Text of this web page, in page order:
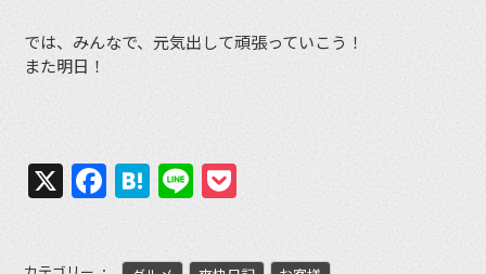
では、みんなで、元気出して頑張っていこう！
また明日！
X Facebook
Hatena
Line